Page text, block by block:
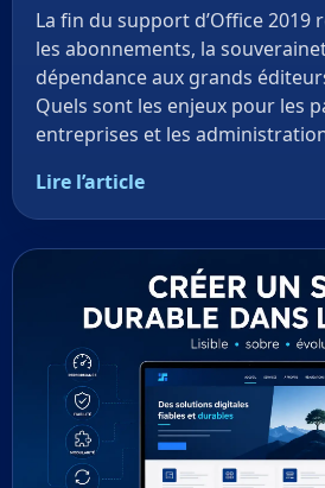
La fin du support d’Office 2019
les abonnements, la
dépendance aux grands
Quels sont les enjeux pour les
entreprises et les
Lire l’article